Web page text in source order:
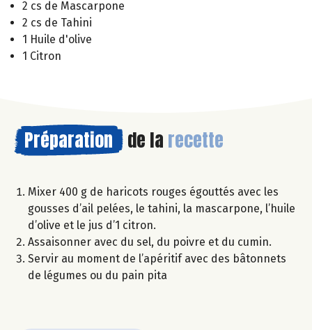
2 cs de Mascarpone
2 cs de Tahini
1 Huile d'olive
1 Citron
Préparation de la recette
Mixer 400 g de haricots rouges égouttés avec les
gousses d’ail pelées, le tahini, la mascarpone, l’huile
d’olive et le jus d’1 citron.
Assaisonner avec du sel, du poivre et du cumin.
Servir au moment de l’apéritif avec des bâtonnets
de légumes ou du pain pita